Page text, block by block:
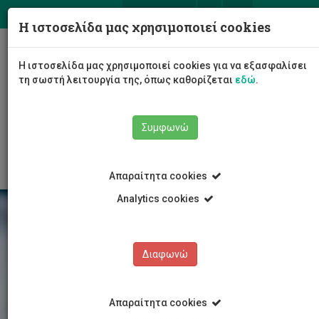
Σχολή Επιστημών Υγείας
Τμήμα Νοσηλευτικής
Περιγραφές Μαθημάτων
Η ιστοσελίδα μας χρησιμοποιεί cookies
Η ιστοσελίδα μας χρησιμοποιεί cookies για να εξασφαλίσει
τη σωστή λειτουργία της, όπως καθορίζεται εδώ.
Συμφωνώ
Απαραίτητα cookies
Analytics cookies
Διαφωνώ
Απαραίτητα cookies